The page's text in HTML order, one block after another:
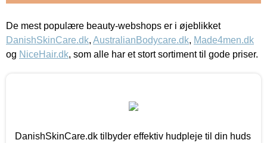
De mest populære beauty-webshops er i øjeblikket
DanishSkinCare.dk, AustralianBodycare.dk, Made4men.dk
og NiceHair.dk, som alle har et stort sortiment til gode priser.
DanishSkinCare.dk tilbyder effektiv hudpleje til din huds